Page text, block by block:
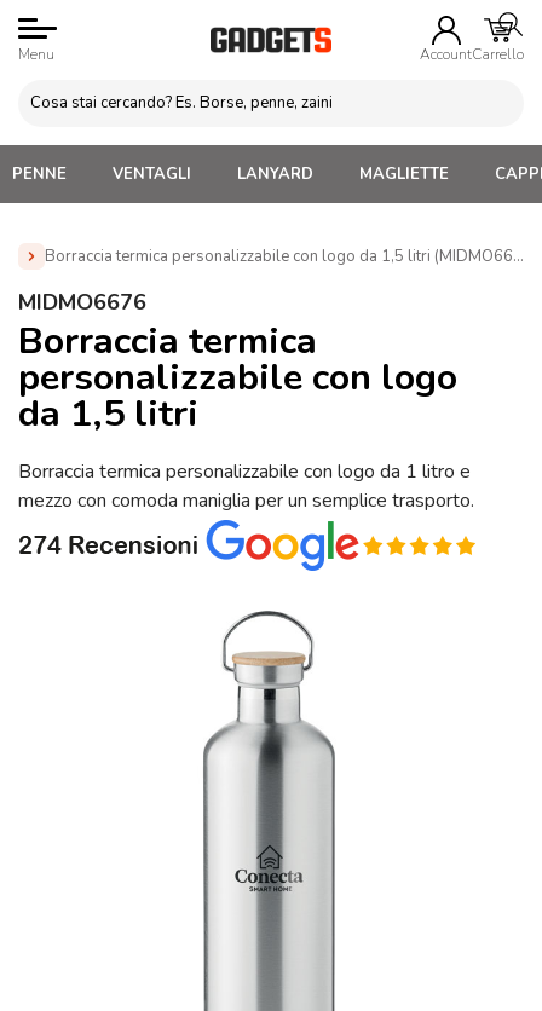
Menu AccountCarrello
PENNE VENTAGLI LANYARD MAGLIETTE
Borraccia termica personalizzabile con logo da 1,5 litri (MIDMO6676)
Home » Borracce personalizzate con logo. Economiche,
Personalizzate »
Borraccia termica personalizzabile con logo
da 1,5 litri (MIDMO6676)
MIDMO6676
Borraccia termica
personalizzabile con logo
da 1,5 litri
Borraccia termica personalizzabile con logo da 1 litro e
mezzo con comoda maniglia per un semplice trasporto.